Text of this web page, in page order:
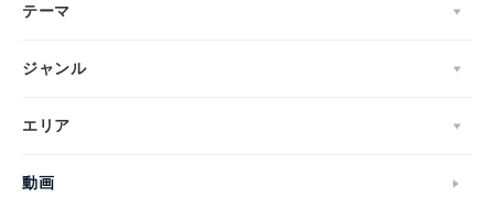
テーマ
ジャンル
エリア
動画